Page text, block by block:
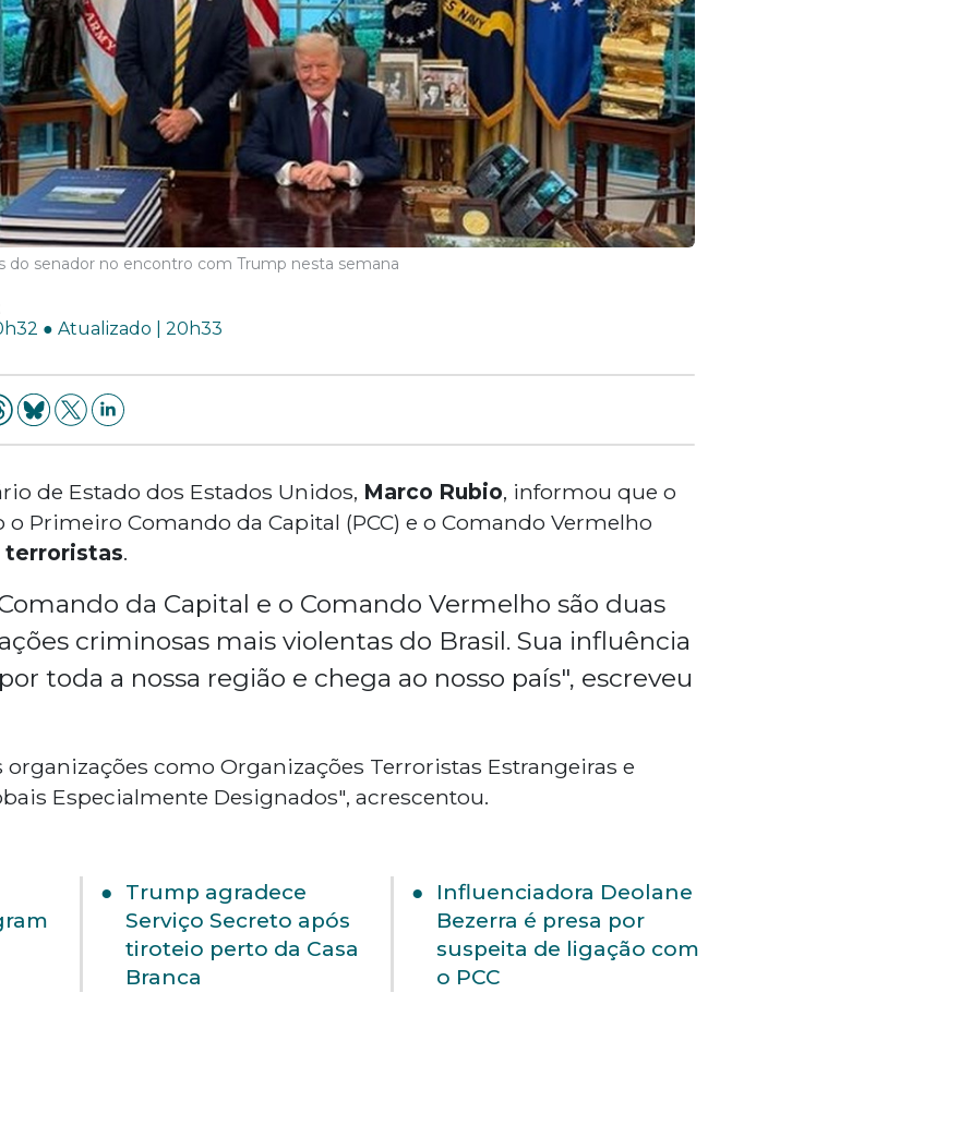
do senador no encontro com Trump nesta semana
● Atualizado | 20h33
de Estado dos Estados Unidos, Marco Rubio, informou que o
Primeiro Comando da Capital (PCC) e o Comando Vermelho
terroristas.
da Capital e o Comando Vermelho são duas
criminosas mais violentas do Brasil. Sua influência
toda a nossa região e chega ao nosso país", escreveu
organizações como Organizações Terroristas Estrangeiras e
Especialmente Designados", acrescentou.
Trump agradece
Serviço Secreto após
tiroteio perto da Casa
Branca
Influenciadora Deolane
Bezerra é presa por
suspeita de ligação com
o PCC